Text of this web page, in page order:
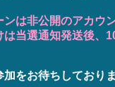
ンは非公開のアカ
は当選通知発送後、
をお待ちしており